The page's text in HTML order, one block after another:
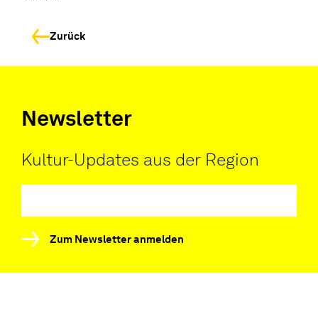
Zurück
Newsletter
Kultur-Updates aus der Region
Zum Newsletter anmelden